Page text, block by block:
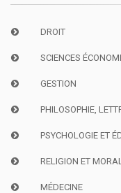
DROIT
SCIENCES
GESTION
PHILOSOPHIE,
PSYCHOLOGIE ET
RELIGION ET
MÉDECINE